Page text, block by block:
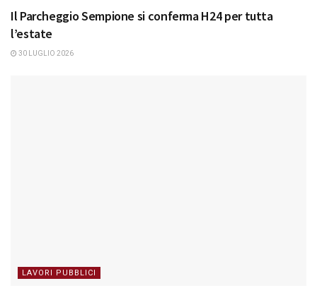
Il Parcheggio Sempione si conferma H24 per tutta
l’estate
30 LUGLIO 2026
LAVORI PUBBLICI